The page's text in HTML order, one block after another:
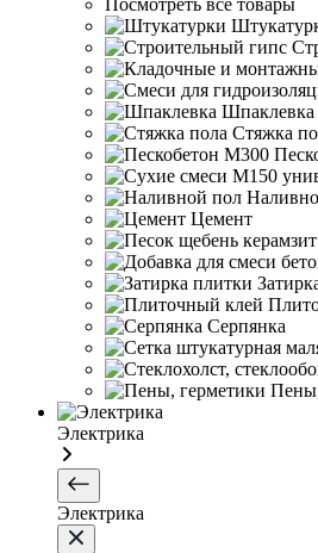
Посмотреть все товары
Шпаклевка
Стяжка
Цемент
Серпянка
Электрика
Электрика